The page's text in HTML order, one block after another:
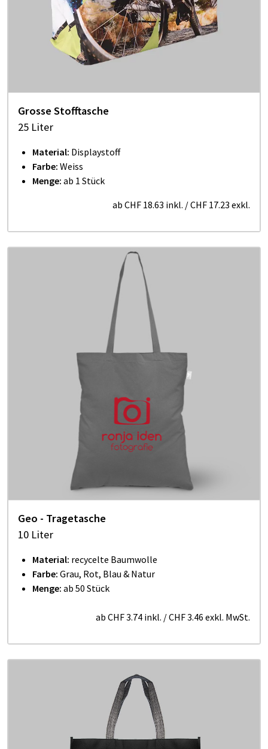
Grosse Stofftasche
25 Liter
Material: Displaystoff
Farbe: Weiss
Menge: ab 1 Stück
ab CHF 18.63 inkl. /CHF 17.23 exkl.
Geo - Tragetasche
10 Liter
Material: recycelte Baumwolle
Farbe: Grau, Rot, Blau & Natur
Menge: ab 50 Stück
ab CHF 3.74 inkl. /CHF 3.46 exkl. MwSt.